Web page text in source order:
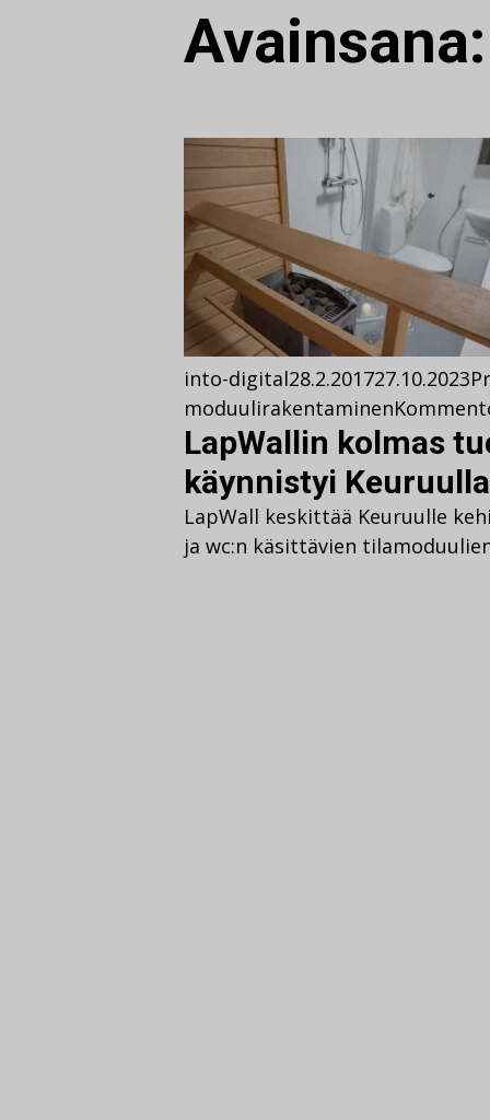
into-digital28.2.201727.10.2023
moduulirakentaminen
LapWallin kolmas
käynnistyi Keuruulla
LapWall keskittää Keuruulle
ja wc:n käsittävien